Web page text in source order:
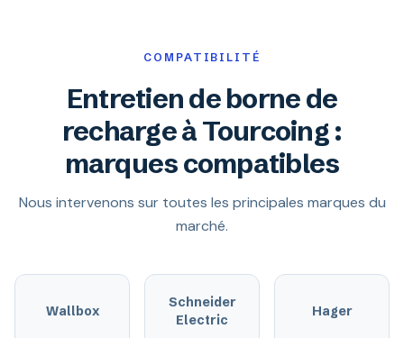
COMPATIBILITÉ
Entretien de borne de
recharge à Tourcoing :
marques compatibles
Nous intervenons sur toutes les principales marques du
marché.
Wallbox
Schneider
Electric
Hager